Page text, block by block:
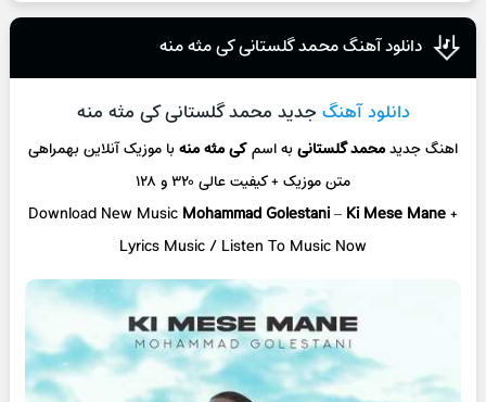
دانلود آهنگ محمد گلستانی کی مثه منه
دانلود آهنگ جدید محمد گلستانی کی مثه منه
اهنگ جدیدمحمد گلستانیبه اسمکی مثه منهبا موزیک آنلاینبهمراهی
متن موزیک + کیفیت عالی ۳۲۰ و ۱۲۸
Download New Music Mohammad Golestani– Ki Mese Mane+
Lyrics Music / Listen To Music Now